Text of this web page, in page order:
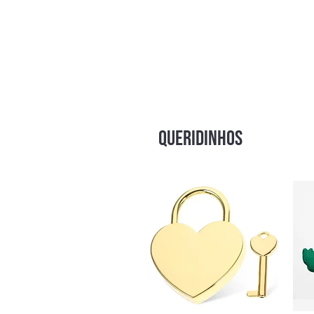
QUERIDINHOS